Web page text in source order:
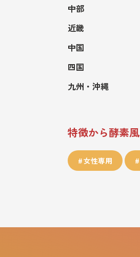
中部
近畿
中国
四国
九州・沖縄
特徴から酵素
女性専用